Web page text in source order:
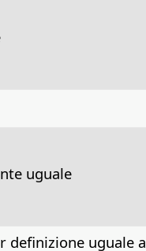
uguale
definizione uguale a